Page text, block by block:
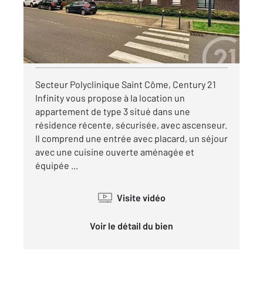
890 €
par mois charges comprises
Visiter le site dédié
Secteur Polyclinique Saint Côme, Century 21
Infinity vous propose à la location un
appartement de type 3 situé dans une
résidence récente, sécurisée, avec ascenseur.
Il comprend une entrée avec placard, un séjour
avec une cuisine ouverte aménagée et
équipée ...
Visite vidéo
Voir le détail du bien